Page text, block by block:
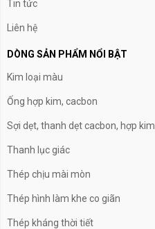
Tin tức
Liên hệ
DÒNG SẢN PHẨM NỔI BẬT
Kim loại màu
Ống hợp kim, cacbon
Sợi dẹt, thanh dẹt cacbon, hợp kim
Thanh lục giác
Thép chịu mài mòn
Thép hình làm khe co giãn
Thép kháng thời tiết